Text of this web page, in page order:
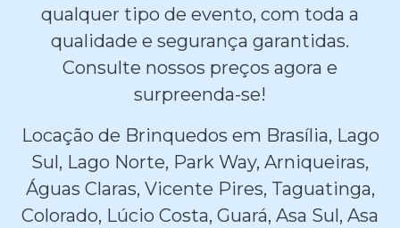
qualquer tipo de evento, com toda a
qualidade e segurança garantidas.
Consulte nossos preços agora e
surpreenda-se!
Locação de Brinquedos em Brasília, Lago
Sul, Lago Norte, Park Way, Arniqueiras,
Águas Claras, Vicente Pires, Taguatinga,
Colorado, Lúcio Costa, Guará, Asa Sul, Asa